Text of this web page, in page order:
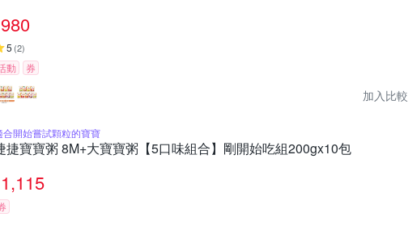
980
5 (2)
動 券
加入比較
合開始嘗試顆粒的寶寶
捷寶寶粥 8M+大寶寶粥【5口味組合】剛開始吃組200gx10包
1,115